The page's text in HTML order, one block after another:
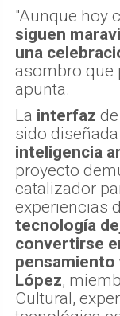
"Aunque hoy
siguen
una
asombro que
apunta.
La interfaz
sido
inteligencia
proyecto
catalizador
experiencias
tecnología
convertirse
pensamiento
López,
Cultural,